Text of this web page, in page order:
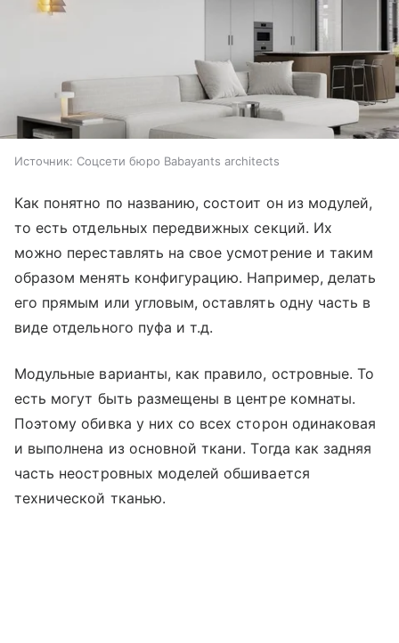
Источник: Соцсети бюро Babayants architects
Как понятно по названию, состоит он из модулей,
то есть отдельных передвижных секций. Их
можно переставлять на свое усмотрение и таким
образом менять конфигурацию. Например, делать
его прямым или угловым, оставлять одну часть в
виде отдельного пуфа и т.д.
Модульные варианты, как правило, островные. То
есть могут быть размещены в центре комнаты.
Поэтому обивка у них со всех сторон одинаковая
и выполнена из основной ткани. Тогда как задняя
часть неостровных моделей обшивается
технической тканью.